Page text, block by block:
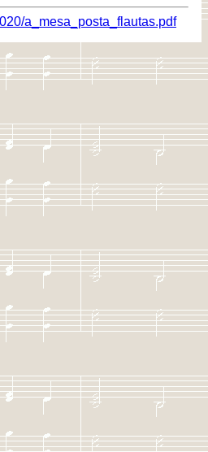
a_mesa_posta_flautas.pdf